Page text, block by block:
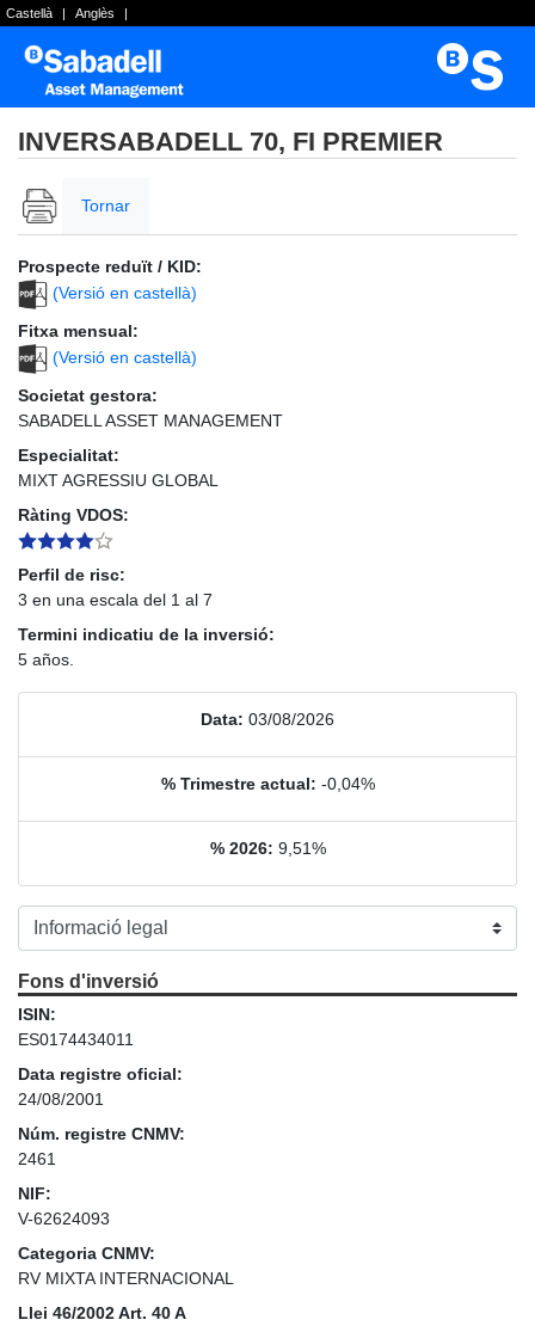
Castellà | Anglès |
INVERSABADELL 70, FI PREMIER
Tornar
Prospecte reduït / KID:
(Versió en castellà)
Fitxa mensual:
(Versió en castellà)
Societat gestora:
SABADELL ASSET MANAGEMENT
Especialitat:
MIXT AGRESSIU GLOBAL
Ràting VDOS:
Perfil de risc:
3 en una escala del 1 al 7
Termini indicatiu de la inversió:
5 años.
Data: 03/08/2026
% Trimestre actual: -0,04%
% 2026: 9,51%
Fons d'inversió
ISIN:
ES0174434011
Data registre oficial:
24/08/2001
Núm. registre CNMV:
2461
NIF:
V-62624093
Categoria CNMV:
RV MIXTA INTERNACIONAL
Llei 46/2002 Art. 40 A